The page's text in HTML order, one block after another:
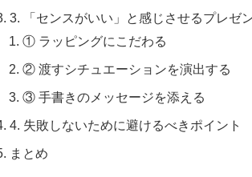
3. 「センスがいい」と感じさせるプレゼ
① ラッピングにこだわる
② 渡すシチュエーションを演出する
③ 手書きのメッセージを添える
4. 失敗しないために避けるべきポイント
まとめ